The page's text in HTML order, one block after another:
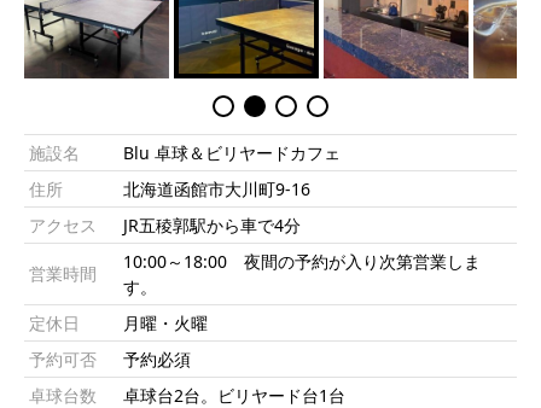
施設名
Blu 卓球＆ビリヤードカフェ
住所
北海道函館市大川町9-16
アクセス
JR五稜郭駅から車で4分
営業時間
10:00～18:00 夜間の予約が入り次第営業しま
す。
定休日
月曜・火曜
予約可否
予約必須
卓球台数
卓球台2台。ビリヤード台1台